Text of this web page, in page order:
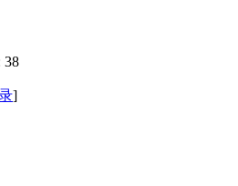
38
]